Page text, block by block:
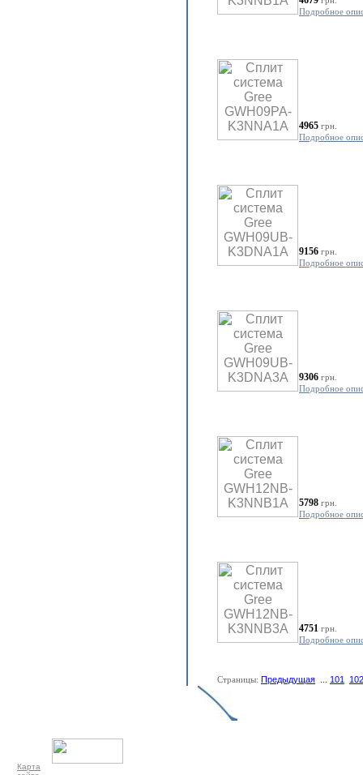
Подробное
4965 грн.
Подробное
9156 грн.
Подробное
9306 грн.
Подробное
5798 грн.
Подробное
4751 грн.
Подробное
Страницы: Предыдущая 101 102
Карта